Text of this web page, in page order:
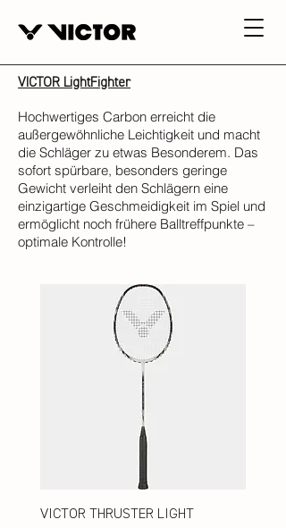
VICTOR LightFighter
Hochwertiges Carbon erreicht die
außergewöhnliche Leichtigkeit und macht
die Schläger zu etwas Besonderem. Das
sofort spürbare, besonders geringe
Gewicht verleiht den Schlägern eine
einzigartige Geschmeidigkeit im Spiel und
ermöglicht noch frühere Balltreffpunkte –
optimale Kontrolle!
VICTOR THRUSTER LIGHT